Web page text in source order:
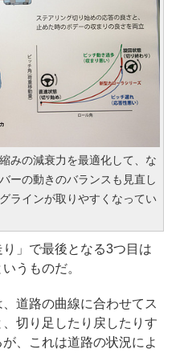
みの減衰力を最適化して、な
ーの動きのバランスも見直し
ラインが取りやすくなってい
り」で最後となる3つ目は
うものだ。
道路の曲線に合わせてス
切り足したり戻したりす
、これは道路の状況によ